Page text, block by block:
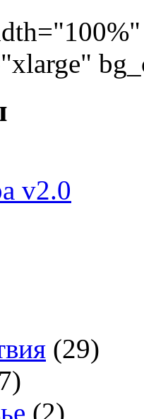
v2.0
(29)
(2)